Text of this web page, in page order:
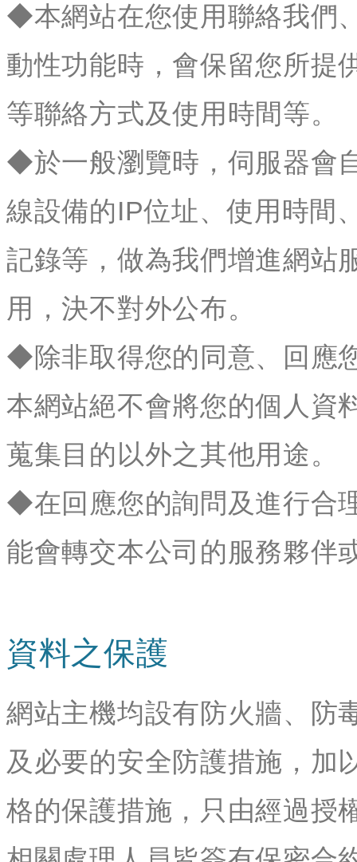
◆本網站在您使用聯絡我們
動性功能時，會保留您所
等聯絡方式及使用時間等。
◆於一般瀏覽時，伺服器會
線設備的IP位址、使用時間
記錄等，做為我們增進網站
用，決不對外公布。
◆除非取得您的同意、回應
本網站絕不會將您的個人資
蒐集目的以外之其他用途。
◆在回應您的詢問及進行合
能會轉交本公司的服務夥伴
資料之保護
網站主機均設有防火牆、防
及必要的安全防護措施，加
格的保護措施，只由經過授